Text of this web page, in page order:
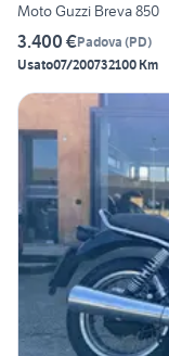
Moto Guzzi Breva 850
3.400 €Padova (PD)
Usato07/200732100 Km